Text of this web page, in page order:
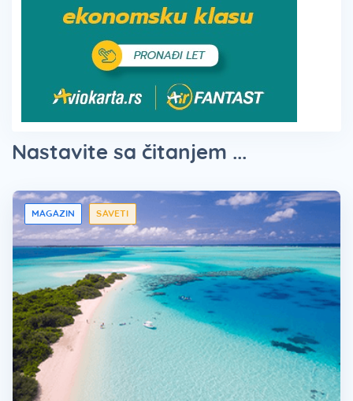
Nastavite sa čitanjem ...
MAGAZIN SAVETI